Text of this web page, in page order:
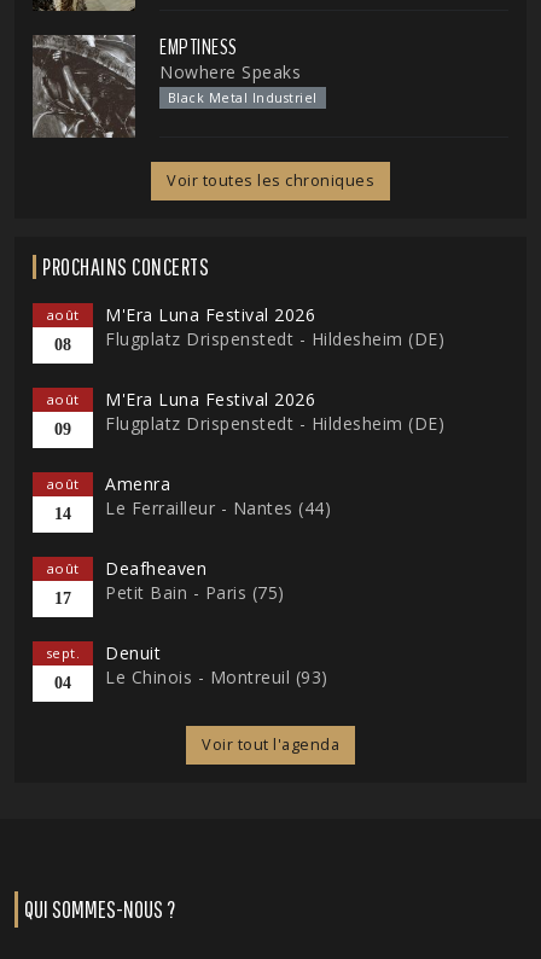
EMPTINESS
Nowhere Speaks
Black Metal Industriel
Voir toutes les chroniques
PROCHAINS CONCERTS
août
08
M'Era Luna Festival 2026
Flugplatz Drispenstedt - Hildesheim (DE)
août
09
M'Era Luna Festival 2026
Flugplatz Drispenstedt - Hildesheim (DE)
août
14
Amenra
Le Ferrailleur - Nantes (44)
août
17
Deafheaven
Petit Bain - Paris (75)
sept.
04
Denuit
Le Chinois - Montreuil (93)
Voir tout l'agenda
QUI SOMMES-NOUS ?